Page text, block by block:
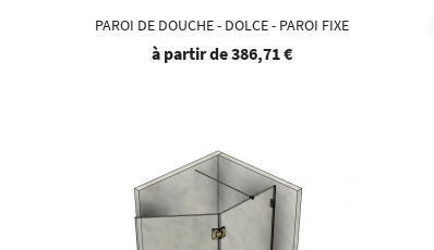
PAROI DE DOUCHE - DOLCE - PAROI FIXE
à partir de386,71 €